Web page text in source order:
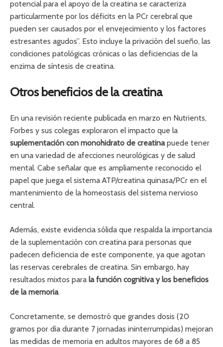
potencial para el apoyo de la creatina se caracteriza
particularmente por los déficits en la PCr cerebral que
pueden ser causados ​​por el envejecimiento y los factores
estresantes agudos”. Esto incluye la privación del sueño, las
condiciones patológicas crónicas o las deficiencias de la
enzima de síntesis de creatina.
Otros beneficios de la creatina
En una revisión reciente publicada en marzo en Nutrients,
Forbes y sus colegas exploraron el impacto que la
suplementación con monohidrato de creatinapuede tener
en una variedad de afecciones neurológicas y de salud
mental. Cabe señalar que es ampliamente reconocido el
papel que juega el sistema ATP/creatina quinasa/PCr en el
mantenimiento de la homeostasis del sistema nervioso
central.
Además, existe evidencia sólida que respalda la importancia
de la suplementación con creatina para personas que
padecen deficiencia de este componente, ya que agotan
las reservas cerebrales de creatina. Sin embargo, hay
resultados mixtos para la función cognitiva y los beneficios
de la memoria.
Concretamente, se demostró que grandes dosis (20
gramos por día durante 7 jornadas ininterrumpidas) mejoran
las medidas de memoria en adultos mayores de 68 a 85